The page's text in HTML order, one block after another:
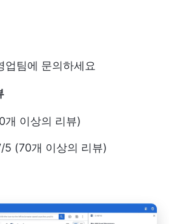
업팀에 문의하세요
이상의 리뷰)
(70개 이상의 리뷰)